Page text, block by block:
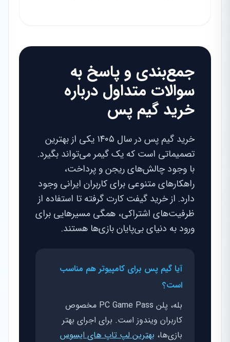
جمع‌بندی و پاسخ به
سوالات متداول درباره
خرید گیم پس
خرید گیم پس در سال ۱۴۰۵ یکی از بهترین
تصمیماتی است که یک گیمر می‌تواند بگیرد.
با وجود چالش‌های ریجن و پرداخت،
راهکارهای متنوعی برای کاربران ایرانی وجود
دارد. از خرید گیفت کارت گرفته تا استفاده از
ظرفیت‌های اشتراکی، همگی مسیرهایی برای
ورود به دنیای بی‌پایان بازی‌ها هستند.
آیا گیم پس برای کامپیوتر هم مناسب
است؟
بله، پلن PC Game Pass مخصوص
کاربران ویندوز است. برای اجرای بهتر
بازی‌ها، بهترین لپ تاپ های ایسوس